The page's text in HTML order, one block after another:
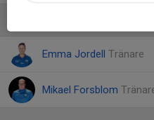
Emma Jordell Tränare
Mikael Forsblom